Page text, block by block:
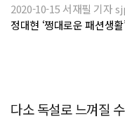
2020-10-15 서재필 기자
정대현 ‘쩡대로운 패션생
다소 독설로 느껴질